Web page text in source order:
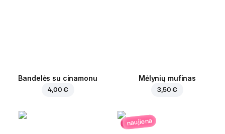
Bandelės su cinamonu
4,00 €
Mėlynių mufinas
3,50 €
naujiena